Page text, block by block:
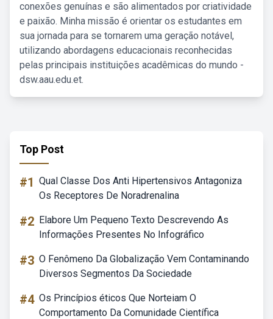
conexões genuínas e são alimentados por criatividade
e paixão. Minha missão é orientar os estudantes em
sua jornada para se tornarem uma geração notável,
utilizando abordagens educacionais reconhecidas
pelas principais instituições acadêmicas do mundo -
dsw.aau.edu.et.
Top Post
#1 Qual Classe Dos Anti Hipertensivos Antagoniza
Os Receptores De Noradrenalina
#2 Elabore Um Pequeno Texto Descrevendo As
Informações Presentes No Infográfico
#3 O Fenômeno Da Globalização Vem Contaminando
Diversos Segmentos Da Sociedade
#4 Os Princípios éticos Que Norteiam O
Comportamento Da Comunidade Científica